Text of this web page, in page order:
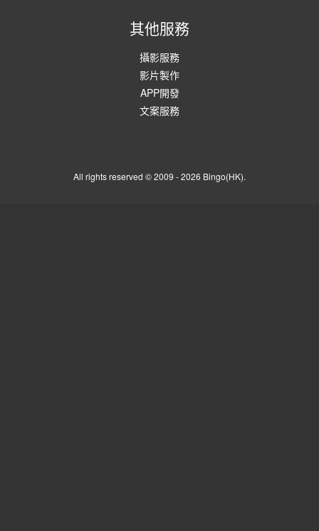
其他服務
攝影服務
影片製作
APP開發
文案服務
All rights reserved © 2009 - 2026 Bingo(HK).